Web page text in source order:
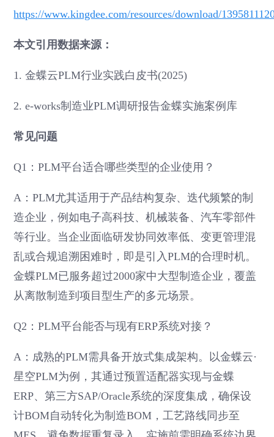
https://www.kingdee.com/resources/download/
本文引用数据来源：
1. 金蝶云PLM行业实践白皮书(2025)
2. e-works制造业PLM调研报告金蝶实施案例库
常见问题
Q1：PLM平台适合哪些类型的企业使用？
A：PLM尤其适用于产品结构复杂、迭代频繁的制
造企业，例如电子高科技、机械装备、汽车零部件
等行业。当企业面临研发协同效率低、变更管理混
乱或合规追溯困难时，即是引入PLM的合理时机。
金蝶PLM已服务超过2000家中大型制造企业，覆盖
从离散制造到项目型生产的多元场景。
Q2：PLM平台能否与现有ERP系统对接？
A：成熟的PLM需具备开放式集成架构。以金蝶云·
星空PLM为例，其通过预置适配器实现与金蝶
ERP、第三方SAP/Oracle系统的深度集成，确保设
计BOM自动转化为制造BOM，工艺路线同步至